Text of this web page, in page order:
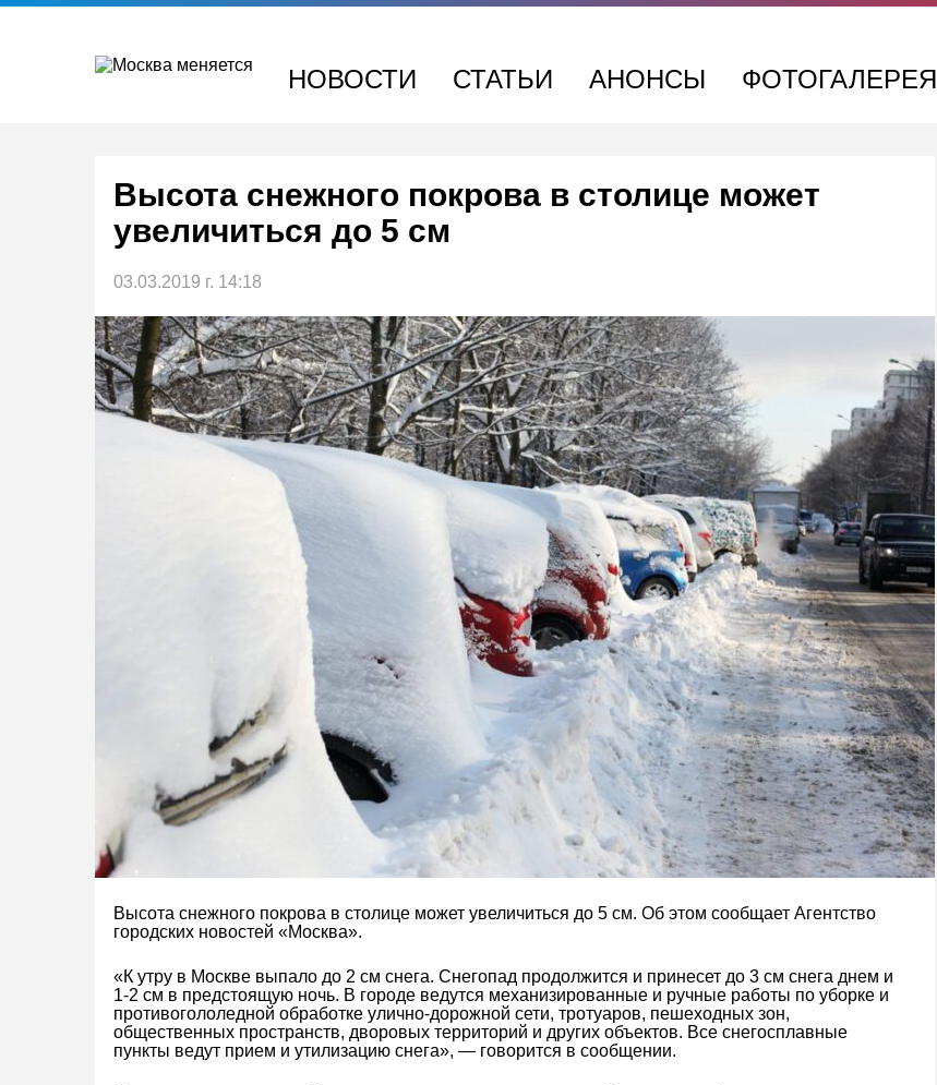
Перейти
НОВОСТИ СТАТЬИ АНОНСЫ ФОТОГАЛЕРЕЯ
Высота снежного покрова в столице может
увеличиться до 5 см
03.03.2019 г. 14:18
Высота снежного покрова в столице может увеличиться до 5 см. Об этом сообщает Агентство
городских новостей «Москва».
«К утру в Москве выпало до 2 см снега. Снегопад продолжится и принесет до 3 см снега днем и
1-2 см в предстоящую ночь. В городе ведутся механизированные и ручные работы по уборке и
противогололедной обработке улично-дорожной сети, тротуаров, пешеходных зон,
общественных пространств, дворовых территорий и других объектов. Все снегосплавные
пункты ведут прием и утилизацию снега», — говорится в сообщении.